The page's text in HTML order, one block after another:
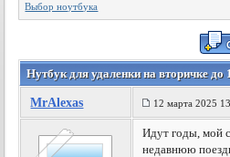
Выбор ноутбука
Нутбук для удаленки на вторичке
MrAlexas 12 марта 2025
Идут годы, мой
недавнюю